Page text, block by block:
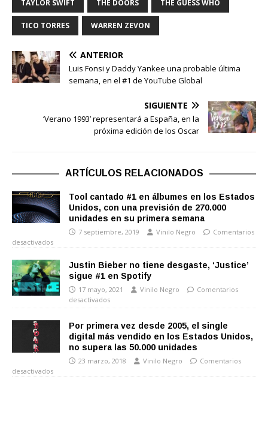
TAYLOR SWIFT THE DOORS THE GUESS WHO
TICO TORRES WARREN ZEVON
ANTERIOR
Luis Fonsi y Daddy Yankee una probable última
semana, en el #1 de YouTube Global
SIGUIENTE
‘Verano 1993’ representará a España, en la
próxima edición de los Oscar
ARTÍCULOS RELACIONADOS
Tool cantado #1 en álbumes en los Estados
Unidos, con una previsión de 270.000
unidades en su primera semana
7 septiembre, 2019 Vinilo Negro
Comentarios
desactivados
Justin Bieber no tiene desgaste, ‘Justice’
sigue #1 en Spotify
17 mayo, 2021 Vinilo Negro
Comentarios
desactivados
Por primera vez desde 2005, el single
digital más vendido en los Estados Unidos,
no supera las 50.000 unidades
23 marzo, 2018 Vinilo Negro
Comentarios
desactivados